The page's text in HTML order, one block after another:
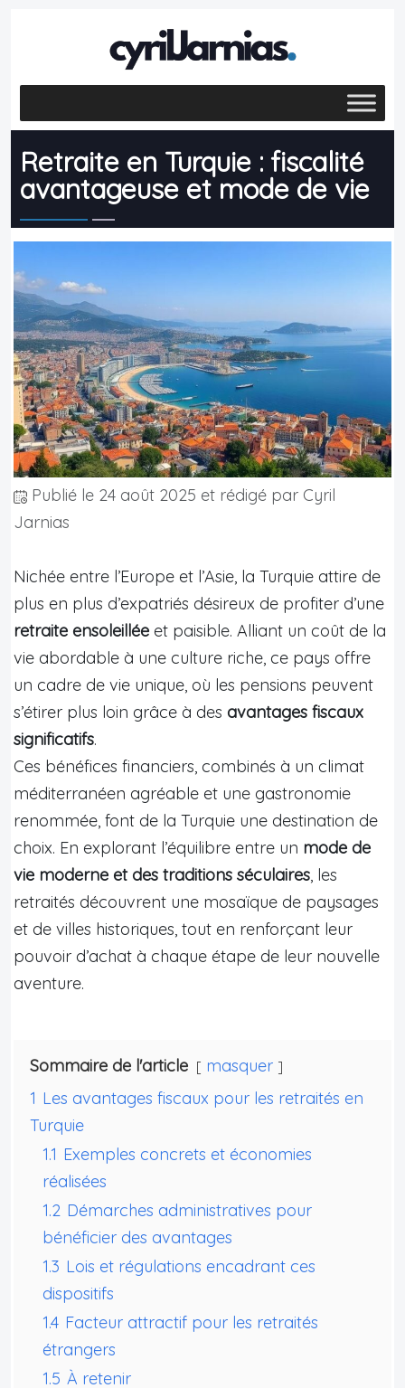
Retraite en Turquie : fiscalité
avantageuse et mode de vie
Publié le 24 août 2025 et rédigé par Cyril
Jarnias
Nichée entre l’Europe et l’Asie, la Turquie attire de
plus en plus d’expatriés désireux de profiter d’une
retraite ensoleillée et paisible. Alliant un coût de la
vie abordable à une culture riche, ce pays offre
un cadre de vie unique, où les pensions peuvent
s’étirer plus loin grâce à des avantages fiscaux
significatifs.
Ces bénéfices financiers, combinés à un climat
méditerranéen agréable et une gastronomie
renommée, font de la Turquie une destination de
choix. En explorant l’équilibre entre un mode de
vie moderne et des traditions séculaires, les
retraités découvrent une mosaïque de paysages
et de villes historiques, tout en renforçant leur
pouvoir d’achat à chaque étape de leur nouvelle
aventure.
Sommaire de l'article
masquer
1 Les avantages fiscaux pour les retraités en
Turquie
1.1 Exemples concrets et économies
réalisées
1.2 Démarches administratives pour
bénéficier des avantages
1.3 Lois et régulations encadrant ces
dispositifs
1.4 Facteur attractif pour les retraités
étrangers
1.5 À retenir